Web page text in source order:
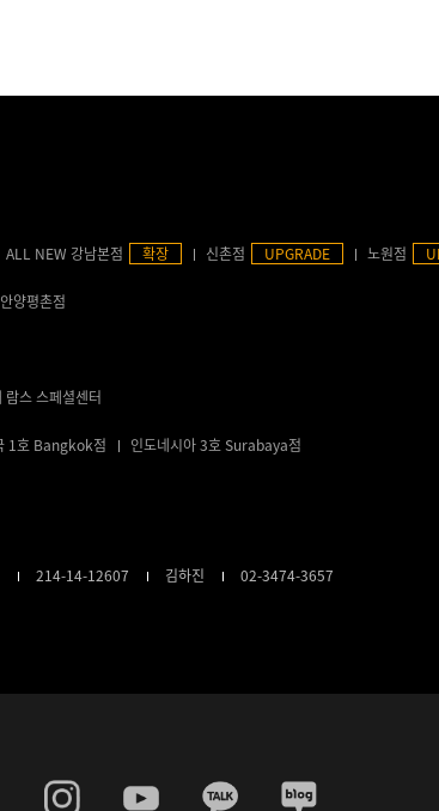
ALL NEW 강남본점 확장 신촌점 UPGRADE 노원점
안양평촌점
람스 스페셜센터
1호 Bangkok점 인도네시아 3호 Surabaya점
214-14-12607 김하진 02-3474-3657